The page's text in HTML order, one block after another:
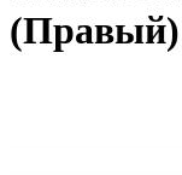
(Правый)